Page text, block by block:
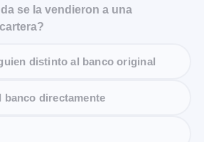
se la vendieron a una
distinto al banco original
banco directamente